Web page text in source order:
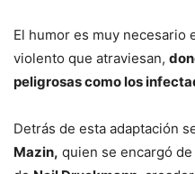
El humor es muy necesario
violento que atraviesan,
peligrosas como los
Detrás de esta adaptación
Mazin, quien se encargó